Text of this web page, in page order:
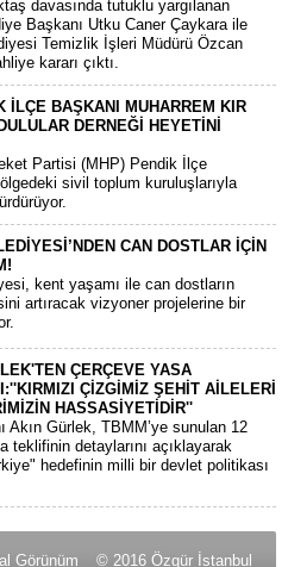
davasında tutuklu yargılanan
Başkanı Utku Caner Çaykara ile
Temizlik İşleri Müdürü Özcan
kararı çıktı.
İLÇE BAŞKANI MUHARREM KIR
DERNEĞİ HEYETİNİ
Partisi (MHP) Pendik İlçe
sivil toplum kuruluşlarıyla
CAN DOSTLAR İÇİN
kent yaşamı ile can dostların
artıracak vizyoner projelerine bir
ÇERÇEVE YASA
ÇİZGİMİZ ŞEHİT AİLELERİ
HASSASİYETİDİR''
Akın Gürlek, TBMM’ye sunulan 12
teklifinin detaylarını açıklayarak
hedefinin milli bir devlet politikası
Görünüm © 2016 Özgür İstanbul